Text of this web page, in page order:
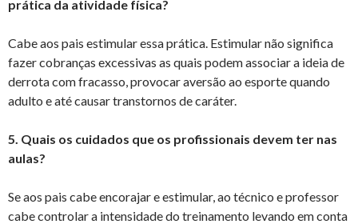
prática da atividade física?
Cabe aos pais estimular essa prática. Estimular não significa
fazer cobranças excessivas as quais podem associar a ideia de
derrota com fracasso, provocar aversão ao esporte quando
adulto e até causar transtornos de caráter.
5. Quais os cuidados que os profissionais devem ter nas
aulas?
Se aos pais cabe encorajar e estimular, ao técnico e professor
cabe controlar a intensidade do treinamento levando em conta